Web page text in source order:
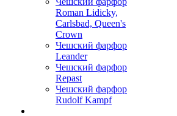
Roman Lidicky,
Carlsbad, Queen's
Crown
Чешский фарфор
Leander
Чешский фарфор
Repast
Чешский фарфор
Rudolf Kampf